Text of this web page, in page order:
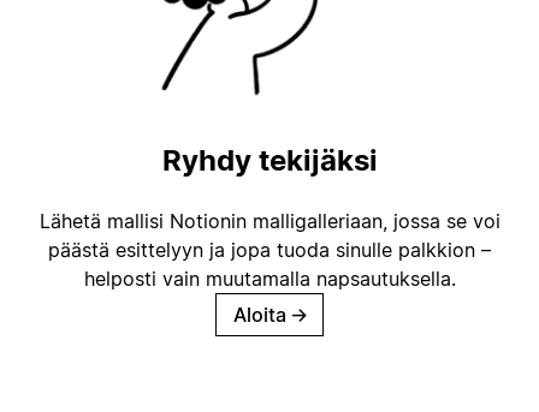
Ryhdy tekijäksi
Lähetä mallisi Notionin malligalleriaan, jossa se voi
päästä esittelyyn ja jopa tuoda sinulle palkkion –
helposti vain muutamalla napsautuksella.
Aloita →